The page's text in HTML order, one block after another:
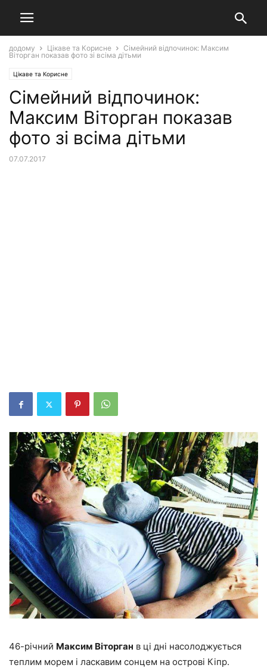
додому Цікаве та Корисне
Сімейний відпочинок: Максим
Віторган показав фото зі всіма дітьми
Цікаве та Корисне
Сімейний відпочинок:
Максим Віторган показав
фото зі всіма дітьми
07.07.2017
46-річний Максим Віторган в ці дні насолоджується
теплим морем і ласкавим сонцем на острові Кіпр.